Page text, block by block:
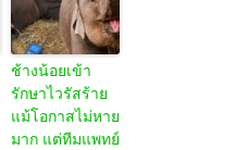
ช้างน้อยเข้า
รักษาไวรัสร้าย
แม้โอกาสไม่หาย
มาก แต่ทีมแพทย์